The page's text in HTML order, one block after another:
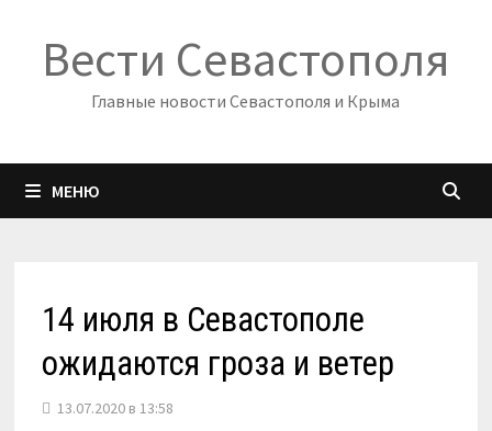
содержимому
Вести Севастополя
Главные новости Севастополя и Крыма
МЕНЮ
14 июля в Севастополе
ожидаются гроза и ветер
13.07.2020 в 13:58